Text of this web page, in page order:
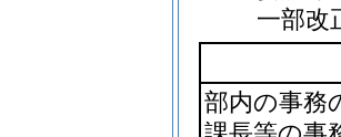
一部改
部内の事務